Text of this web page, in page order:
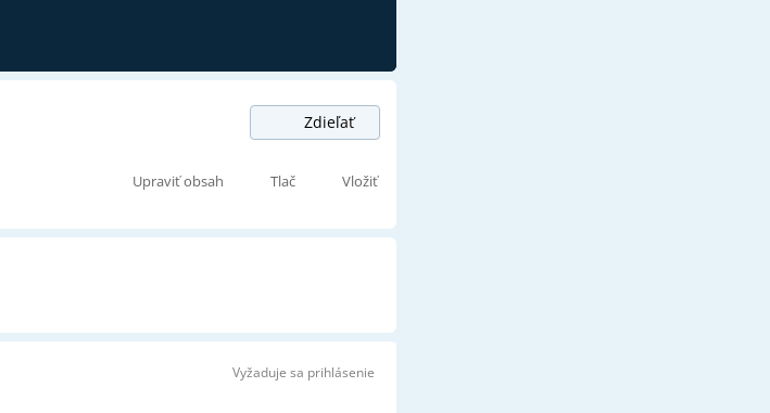
Zdieľať
Upraviť obsah Tlač Vložiť
Vyžaduje sa prihlásenie